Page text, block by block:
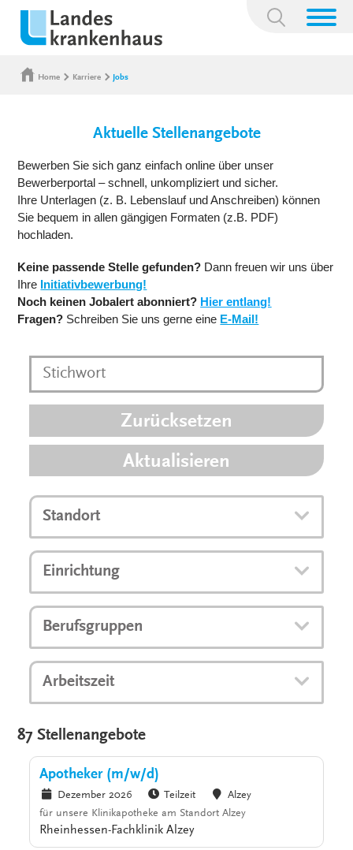
Suchbegriff:
Home Karriere Jobs
Aktuelle Stellenangebote
Bewerben Sie sich ganz einfach online über unser
Bewerberportal – schnell, unkompliziert und sicher.
Ihre Unterlagen (z. B. Lebenslauf und Anschreiben) können
Sie bequem in allen gängigen Formaten (z.B. PDF)
hochladen.
Keine passende Stelle gefunden? Dann freuen wir uns über
Ihre Initiativbewerbung!
Noch keinen Jobalert abonniert? Hier entlang!
Fragen? Schreiben Sie uns gerne eine E-Mail!
Zurücksetzen
Aktualisieren
Standort
Einrichtung
Berufsgruppen
Arbeitszeit
87 Stellenangebote
Apotheker (m/w/d)
Dezember 2026 Teilzeit
Alzey
für unsere Klinikapotheke am Standort Alzey
Rheinhessen-Fachklinik Alzey